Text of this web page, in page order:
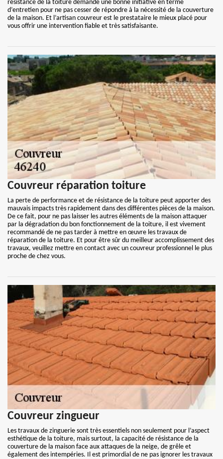
résistance de la toiture demande une bonne initiative en terme
d’entretien pour ne pas cesser de répondre à la nécessité de la couverture
de la maison. Et l’artisan couvreur est le prestataire le mieux placé pour
vous offrir une intervention fiable et très satisfaisante.
Couvreur réparation toiture
La perte de performance et de résistance de la toiture peut apporter des
mauvais impacts très rapidement dans des différentes pièces de la maison.
De ce fait, pour ne pas laisser les autres éléments de la maison attaquer
par la dégradation du bon fonctionnement de la toiture, il est vivement
recommandé de ne pas tarder à mettre en œuvre les travaux de
réparation de la toiture. Et pour être sûr du meilleur accomplissement des
travaux, veuillez mettre en contact avec un couvreur professionnel le plus
proche de chez vous.
Couvreur zingueur
Les travaux de zinguerie sont très essentiels non seulement pour l’aspect
esthétique de la toiture, mais surtout, la capacité de résistance de la
couverture de la maison face aux attaques de la neige, de grêle et
également des intempéries. Il est primordial de ne pas ignorer les travaux